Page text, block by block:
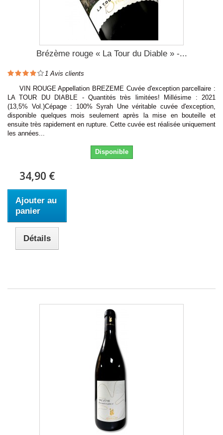
Brézème rouge « La Tour du Diable » -...
1 Avis clients
VIN ROUGE Appellation BREZEME Cuvée d'exception parcellaire :
LA TOUR DU DIABLE - Quantités très limitées! Millésime : 2021
(13,5% Vol.)Cépage : 100% Syrah Une véritable cuvée d'exception,
disponible quelques mois seulement après la mise en bouteille et
ensuite très rapidement en rupture. Cette cuvée est réalisée uniquement
les années...
Disponible
34,90 €
Ajouter au
panier
Détails